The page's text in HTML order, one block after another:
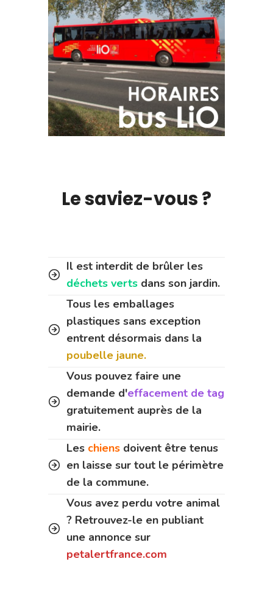
Le saviez-vous ?
Il est interdit de brûler les
déchets verts dans son jardin.
Tous les emballages
plastiques sans exception
entrent désormais dans la
poubelle jaune.
Vous pouvez faire une
demande d'effacement de tag
gratuitement auprès de la
mairie.
Les chiens doivent être tenus
en laisse sur tout le périmètre
de la commune.
Vous avez perdu votre animal
? Retrouvez-le en publiant
une annonce sur
petalertfrance.com